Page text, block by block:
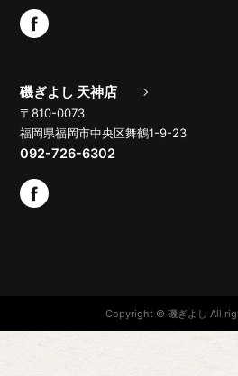
磯ぎよし 天神店
〒810-0073
福岡県福岡市中央区舞鶴1-9-23
092-726-6302
Copyright © 磯ぎよし All